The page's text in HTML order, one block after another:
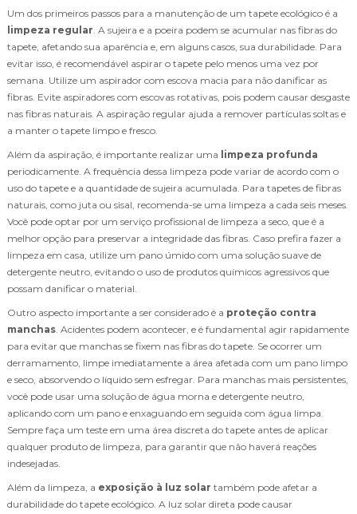
Um dos primeiros passos para a manutenção de um tapete ecológico é a
limpeza regular. A sujeira e a poeira podem se acumular nas fibras do
tapete, afetando sua aparência e, em alguns casos, sua durabilidade. Para
evitar isso, é recomendável aspirar o tapete pelo menos uma vez por
semana. Utilize um aspirador com escova macia para não danificar as
fibras. Evite aspiradores com escovas rotativas, pois podem causar desgaste
nas fibras naturais. A aspiração regular ajuda a remover partículas soltas e
a manter o tapete limpo e fresco.
Além da aspiração, é importante realizar uma limpeza profunda
periodicamente. A frequência dessa limpeza pode variar de acordo com o
uso do tapete e a quantidade de sujeira acumulada. Para tapetes de fibras
naturais, como juta ou sisal, recomenda-se uma limpeza a cada seis meses.
Você pode optar por um serviço profissional de limpeza a seco, que é a
melhor opção para preservar a integridade das fibras. Caso prefira fazer a
limpeza em casa, utilize um pano úmido com uma solução suave de
detergente neutro, evitando o uso de produtos químicos agressivos que
possam danificar o material.
Outro aspecto importante a ser considerado é a proteção contra
manchas. Acidentes podem acontecer, e é fundamental agir rapidamente
para evitar que manchas se fixem nas fibras do tapete. Se ocorrer um
derramamento, limpe imediatamente a área afetada com um pano limpo
e seco, absorvendo o líquido sem esfregar. Para manchas mais persistentes,
você pode usar uma solução de água morna e detergente neutro,
aplicando com um pano e enxaguando em seguida com água limpa.
Sempre faça um teste em uma área discreta do tapete antes de aplicar
qualquer produto de limpeza, para garantir que não haverá reações
indesejadas.
Além da limpeza, a exposição à luz solar também pode afetar a
durabilidade do tapete ecológico. A luz solar direta pode causar